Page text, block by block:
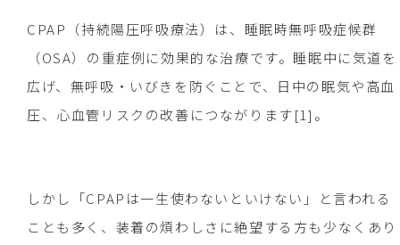
CPAP（持続陽圧呼吸療法）は、睡眠時無呼吸症候群
（OSA）の重症例に効果的な治療です。睡眠中に気道を
広げ、無呼吸・いびきを防ぐことで、日中の眠気や高血
圧、心血管リスクの改善につながります[1]。
しかし「CPAPは一生使わないといけない」と言われる
ことも多く、装着の煩わしさに絶望する方も少なくあり